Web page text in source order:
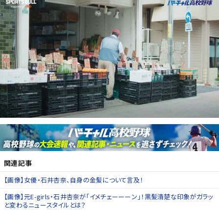
関連記事
【画像】女優・石井杏奈、自身の金髪について言及！
【画像】元E-girls・石井杏奈が「イメチェーーーン」！黒髪清楚な印象がガラッ
と変わるニュースタイルとは？